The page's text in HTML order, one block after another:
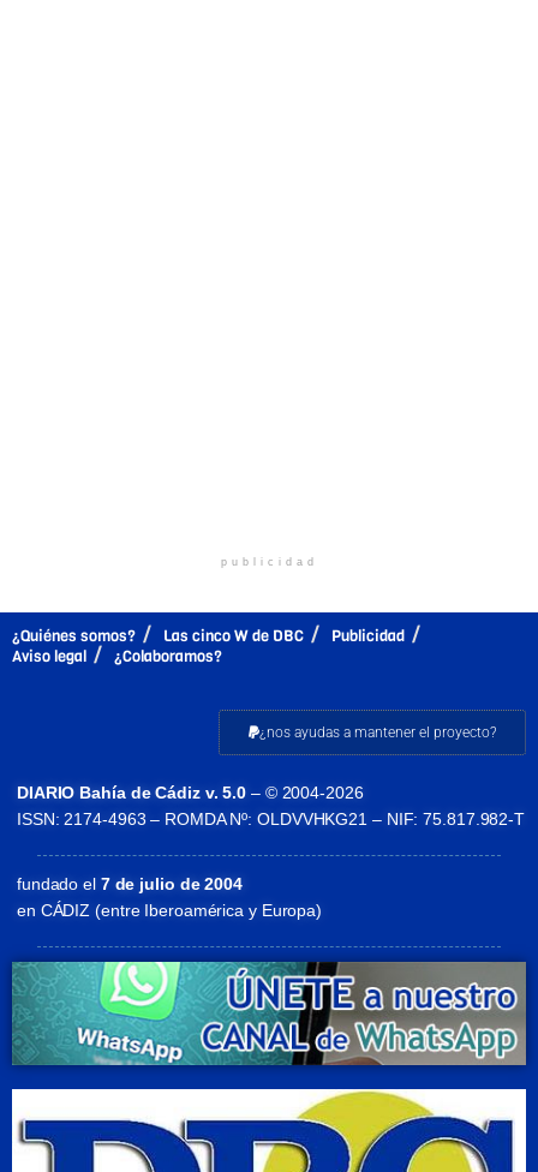
publicidad
¿Quiénes somos? Las cinco W de DBC
Publicidad
Aviso legal
¿Colaboramos?
¿nos ayudas a mantener el proyecto?
DIARIO Bahía de Cádiz v. 5.0 – © 2004-2026
ISSN: 2174-4963 – ROMDA Nº: OLDVVHKG21 – NIF: 75.817.982-T
fundado el7 de julio de 2004
en CÁDIZ (entre Iberoamérica y Europa)